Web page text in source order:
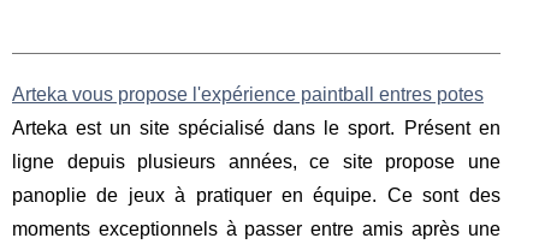
Arteka vous propose l'expérience paintball entres potes
Arteka est un site spécialisé dans le sport. Présent en
ligne depuis plusieurs années, ce site propose une
panoplie de jeux à pratiquer en équipe. Ce sont des
moments exceptionnels à passer entre amis après une